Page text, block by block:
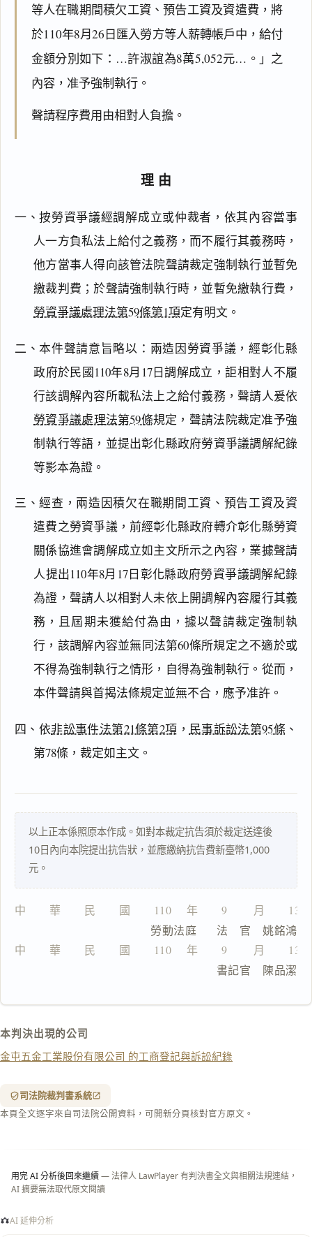
等人在職期間積欠工資、預告工資及資遣費，將
於110年8月26日匯入勞方等人薪轉帳戶中，給付
金額分別如下：…許淑誼為8萬5,052元…。」之
內容，准予強制執行。
聲請程序費用由相對人負擔。
理由
一、按勞資爭議經調解成立或仲裁者，依其內容當事
人一方負私法上給付之義務，而不履行其義務時，
他方當事人得向該管法院聲請裁定強制執行並暫免
繳裁判費；於聲請強制執行時，並暫免繳執行費，
勞資爭議處理法第59條第1項定有明文。
二、本件聲請意旨略以：兩造因勞資爭議，經彰化縣
政府於民國110年8月17日調解成立，詎相對人不履
行該調解內容所載私法上之給付義務，聲請人爰依
勞資爭議處理法第59條規定，聲請法院裁定准予強
制執行等語，並提出彰化縣政府勞資爭議調解紀錄
等影本為證。
三、經查，兩造因積欠在職期間工資、預告工資及資
遣費之勞資爭議，前經彰化縣政府轉介彰化縣勞資
關係協進會調解成立如主文所示之內容，業據聲請
人提出110年8月17日彰化縣政府勞資爭議調解紀錄
為證，聲請人以相對人未依上開調解內容履行其義
務，且屆期未獲給付為由，據以聲請裁定強制執
行，該調解內容並無同法第60條所規定之不適於或
不得為強制執行之情形，自得為強制執行。從而，
本件聲請與首揭法條規定並無不合，應予准許。
四、依非訟事件法第21條第2項 ， 民事訴訟法第95條 、
第78條，裁定如主文。
以上正本係照原本作成。如對本裁定抗告須於裁定送達後
10日內向本院提出抗告狀，並應繳納抗告費新臺幣1,000
元。
中　　華　　民　　國　　110 　年　　9 　　月　　13
                  勞動法庭      法　官　姚銘鴻
中　　華　　民　　國　　110 　年　　9 　　月　　13
                                書記官　陳品潔
本判決出現的公司
金屯五金工業股份有限公司 的工商登記與訴訟紀錄
司法院裁判書系統
本頁全文逐字來自司法院公開資料，可開新分頁核對官方原文。
用完 AI 分析後回來繼續— 法律人 LawPlayer 有判決書全文與相關法規連結，
AI 摘要無法取代原文閱讀
AI 延伸分析
閱讀 研究
搜尋
主
文
複
文